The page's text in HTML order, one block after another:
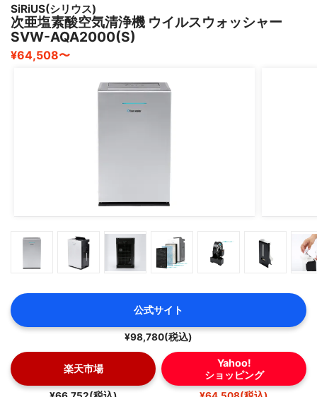
SiRiUS(シリウス)
次亜塩素酸空気清浄機 ウイルスウォッシャー
SVW-AQA2000(S)
¥64,508〜
公式サイト
¥98,780(税込)
楽天市場
Yahoo!
ショッピング